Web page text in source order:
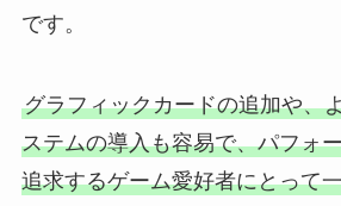
です。
グラフィックカードの追加や、
ステムの導入も容易で、パフォ
追求するゲーム愛好者にとって